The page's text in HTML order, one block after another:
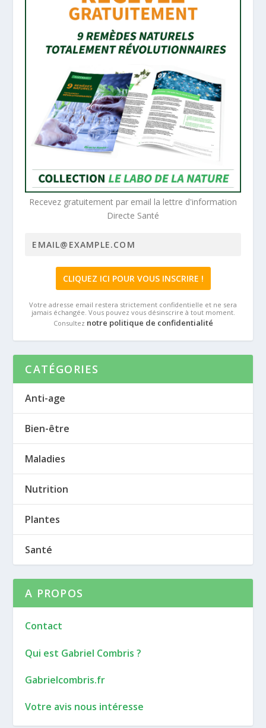
Recevez gratuitement par email la lettre d'information
Directe Santé
Votre adresse email restera strictement confidentielle et ne sera
jamais échangée. Vous pouvez vous désinscrire à tout moment.
Consultez notre politique de confidentialité
CATÉGORIES
Anti-age
Bien-être
Maladies
Nutrition
Plantes
Santé
A PROPOS
Contact
Qui est Gabriel Combris ?
Gabrielcombris.fr
Votre avis nous intéresse